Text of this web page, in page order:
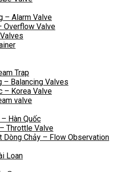
– Alarm Valve
Overflow Valve
Trap
– Balancing Valves
– Korea Valve
valve
Hàn Quốc
Throttle Valve
Dòng Chảy – Flow Observation
Loan